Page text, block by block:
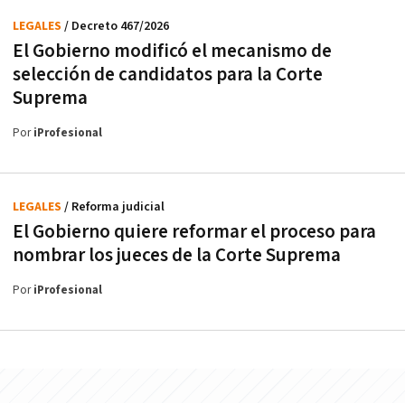
El Gobierno modificó el mecanismo de
selección de candidatos para la Corte
Suprema
LEGALES / Decreto 467/2026
PoriProfesional
El Gobierno quiere reformar el proceso para
nombrar los jueces de la Corte Suprema
LEGALES / Reforma judicial
PoriProfesional